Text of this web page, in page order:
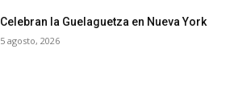
Celebran la Guelaguetza en Nueva York
5 agosto, 2026